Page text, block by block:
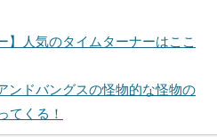
】人気のタイムターナーはここ
ンドバングスの怪物的な怪物の
てくる！